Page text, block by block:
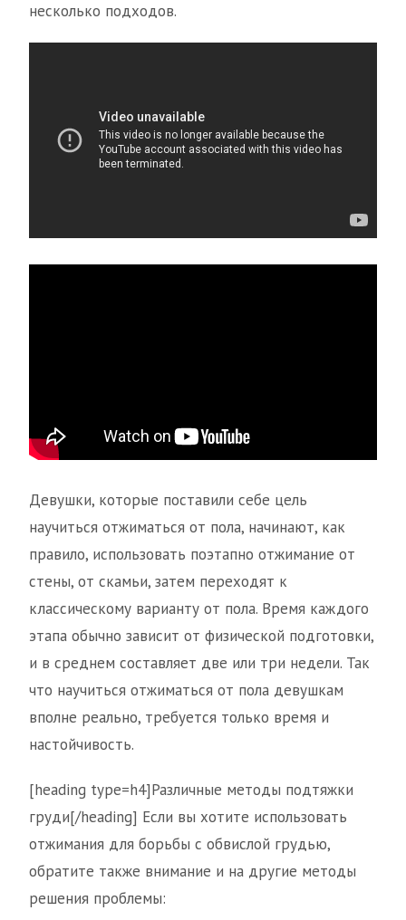
несколько подходов.
Девушки, которые поставили себе цель
научиться отжиматься от пола, начинают, как
правило, использовать поэтапно отжимание от
стены, от скамьи, затем переходят к
классическому варианту от пола. Время каждого
этапа обычно зависит от физической подготовки,
и в среднем составляет две или три недели. Так
что научиться отжиматься от пола девушкам
вполне реально, требуется только время и
настойчивость.
[heading type=h4]Различные методы подтяжки
груди[/heading] Если вы хотите использовать
отжимания для борьбы с обвислой грудью,
обратите также внимание и на другие методы
решения проблемы: